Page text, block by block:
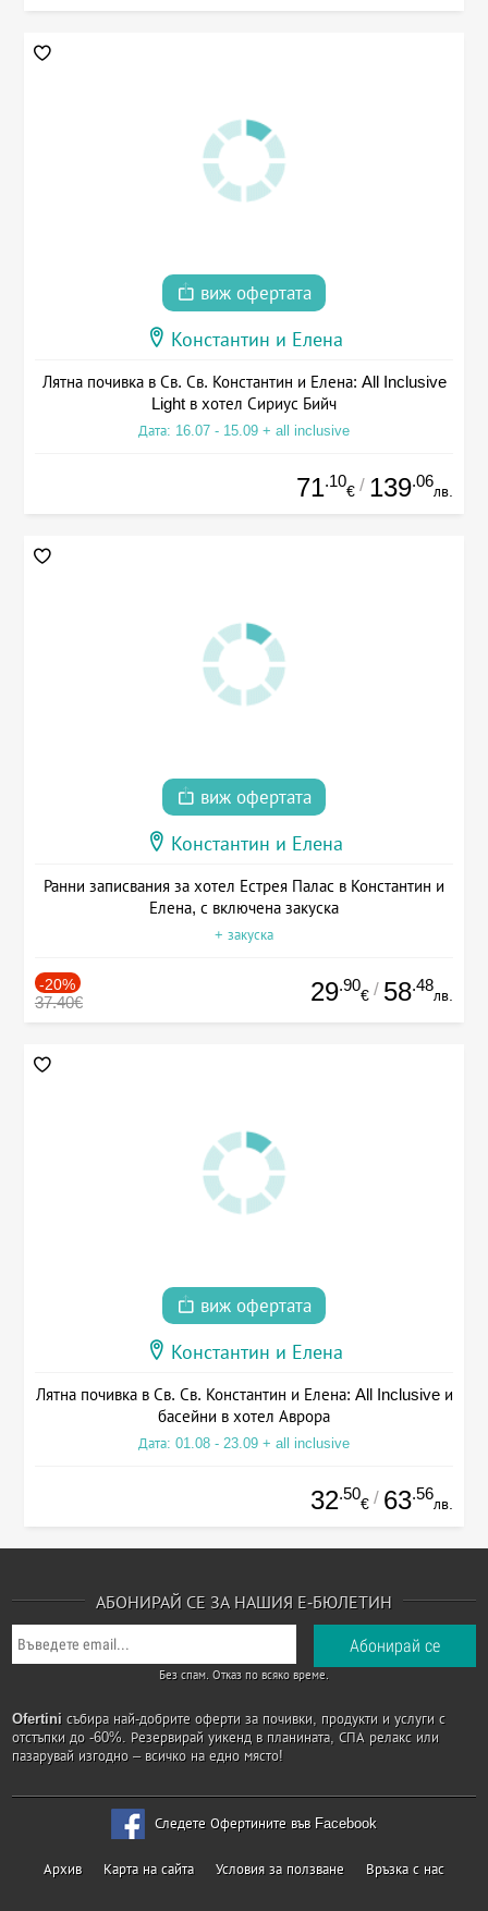
виж офертата
Константин и Елена
Лятна почивка в Св. Св. Константин и Елена: All Inclusive
Light в хотел Сириус Бийч
Дата: 16.07 - 15.09 + all inclusive
71.10
€ / 139.06
лв.
виж офертата
Константин и Елена
Ранни записвания за хотел Естрея Палас в Константин и
Елена, с включена закуска
+ закуска
-20%
37.40€ 29.90
€ / 58.48
лв.
виж офертата
Константин и Елена
Лятна почивка в Св. Св. Константин и Елена: All Inclusive и
басейни в хотел Аврора
Дата: 01.08 - 23.09 + all inclusive
32.50
€ / 63.56
лв.
АБОНИРАЙ СЕ ЗА НАШИЯ Е-БЮЛЕТИН
Без спам. Отказ по всяко време.
Ofertini събира най-добрите оферти за почивки, продукти и услуги с
отстъпки до -60%. Резервирай уикенд в планината, СПА релакс или
пазарувай изгодно – всичко на едно място!
Следете Офертините във Facebook
Архив Карта на сайта Условия за ползване Връзка с нас